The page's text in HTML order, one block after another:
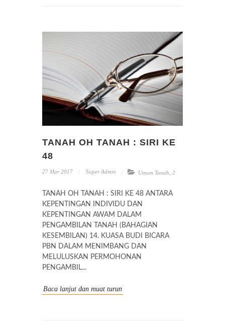
TANAH OH TANAH : SIRI KE
48
27 Mar 2017 Super Admin Umum Tanah 2
TANAH OH TANAH : SIRI KE 48 ANTARA
KEPENTINGAN INDIVIDU DAN
KEPENTINGAN AWAM DALAM
PENGAMBILAN TANAH (BAHAGIAN
KESEMBILAN) 14. KUASA BUDI BICARA
PBN DALAM MENIMBANG DAN
MELULUSKAN PERMOHONAN
PENGAMBIL...
Baca lanjut dan muat turun